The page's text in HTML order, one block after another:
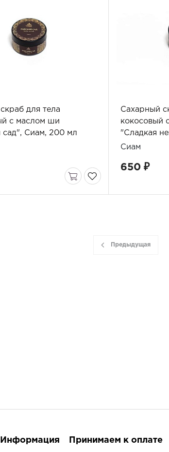
для тела
с маслом ши
сад", Сиам, 200 мл
Сахарный
кокосовый
"Сладкая
Сиам
650 ₽
Предыдущая
Информация Принимаем к оплате